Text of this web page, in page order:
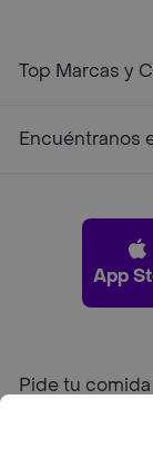
Top Marcas y
Encuéntranos
App
Pide tu